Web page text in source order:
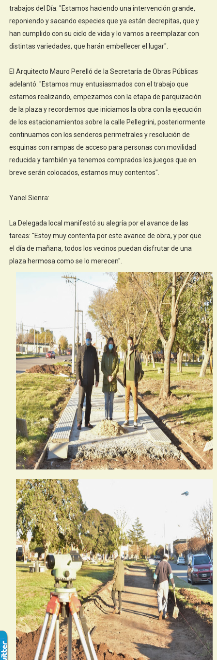
trabajos del Día: "Estamos haciendo una intervención grande,
reponiendo y sacando especies que ya están decrepitas, que y
han cumplido con su ciclo de vida y lo vamos a reemplazar con
distintas variedades, que harán embellecer el lugar".
El Arquitecto Mauro Perelló de la Secretaría de Obras Públicas
adelantó: "Estamos muy entusiasmados con el trabajo que
estamos realizando, empezamos con la etapa de parquización
de la plaza y recordemos que iniciamos la obra con la ejecución
de los estacionamientos sobre la calle Pellegrini, posteriormente
continuamos con los senderos perimetrales y resolución de
esquinas con rampas de acceso para personas con movilidad
reducida y también ya tenemos comprados los juegos que en
breve serán colocados, estamos muy contentos".
Yanel Sienra:
La Delegada local manifestó su alegría por el avance de las
tareas: "Estoy muy contenta por este avance de obra, y por que
el día de mañana, todos los vecinos puedan disfrutar de una
plaza hermosa como se lo merecen".